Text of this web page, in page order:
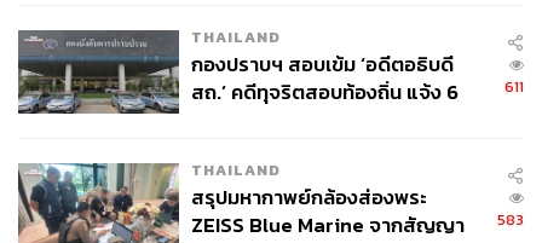
THAILAND
กองปราบฯ สอบเข้ม ‘อดีตอธิบดี
สถ.’ คดีทุจริตสอบท้องถิ่น แจ้ง 6
611
THAILAND
สรุปมหากาพย์กล้องส่องพระ
ZEISS Blue Marine จากสัญญา
583